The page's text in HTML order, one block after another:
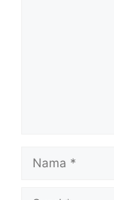
Nama
Surel